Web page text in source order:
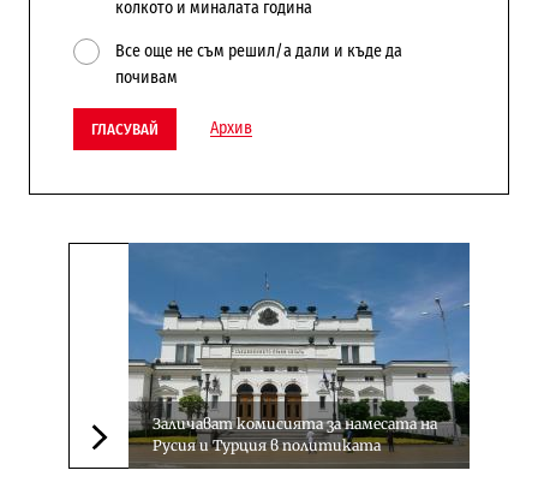
колкото и миналата година
Все още не съм решил/а дали и къде да
почивам
ГЛАСУВАЙ Архив
Следваща новина
Заличават комисията за намесата на
Русия и Турция в политиката